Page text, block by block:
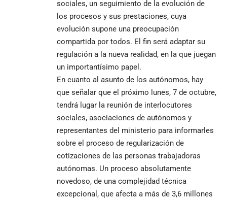
sociales, un seguimiento de la evolución de
los procesos y sus prestaciones, cuya
evolución supone una preocupación
compartida por todos. El fin será adaptar su
regulación a la nueva realidad, en la que juegan
un importantísimo papel.
En cuanto al asunto de los autónomos, hay
que señalar que el próximo lunes, 7 de octubre,
tendrá lugar la reunión de interlocutores
sociales, asociaciones de autónomos y
representantes del ministerio para informarles
sobre el proceso de regularización de
cotizaciones de las personas trabajadoras
autónomas. Un proceso absolutamente
novedoso, de una complejidad técnica
excepcional, que afecta a más de 3,6 millones